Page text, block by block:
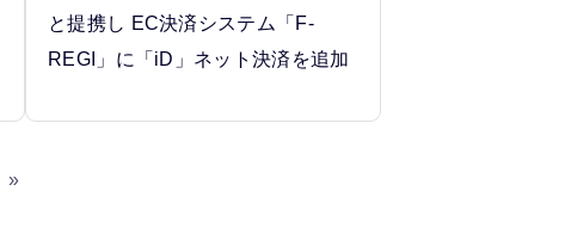
と提携し EC決済システム「F-
REGI」に「iD」ネット決済を追加
»